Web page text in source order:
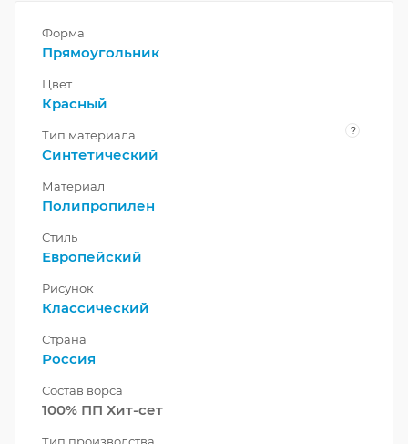
Форма
Прямоугольник
Цвет
Красный
Тип материала ?
Синтетический
Материал
Полипропилен
Стиль
Европейский
Рисунок
Классический
Страна
Россия
Состав ворса
100% ПП Хит-сет